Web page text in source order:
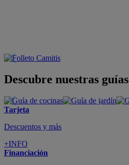
Descubre nuestras guías
Tarjeta
Descuentos y más
+INFO
Financiación